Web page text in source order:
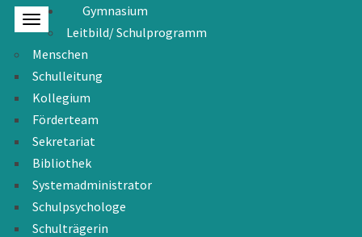
Gymnasium
Leitbild/ Schulprogramm
Menschen
Schulleitung
Kollegium
Förderteam
Sekretariat
Bibliothek
Systemadministrator
Schulpsychologe
Schulträgerin